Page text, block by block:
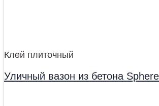
Клей плиточный
Уличный вазон из бетона